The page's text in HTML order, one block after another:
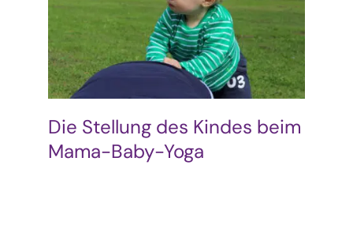
Suche
nach:
Die Stellung des Kindes beim
Mama-Baby-Yoga